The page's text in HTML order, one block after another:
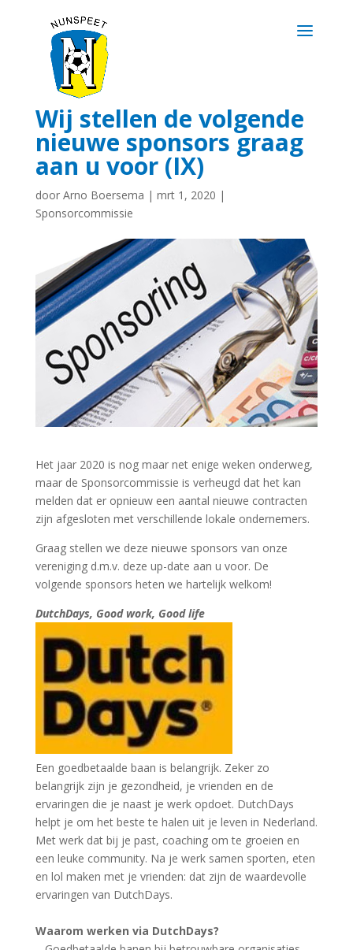
Wij stellen de volgende
nieuwe sponsors graag
aan u voor (IX)
door Arno Boersema | mrt 1, 2020 |
Sponsorcommissie
Het jaar 2020 is nog maar net enige weken onderweg,
maar de Sponsorcommissie is verheugd dat het kan
melden dat er opnieuw een aantal nieuwe contracten
zijn afgesloten met verschillende lokale ondernemers.
Graag stellen we deze nieuwe sponsors van onze
vereniging d.m.v. deze up-date aan u voor. De
volgende sponsors heten we hartelijk welkom!
DutchDays, Good work, Good life
Een goedbetaalde baan is belangrijk. Zeker zo
belangrijk zijn je gezondheid, je vrienden en de
ervaringen die je naast je werk opdoet. DutchDays
helpt je om het beste te halen uit je leven in Nederland.
Met werk dat bij je past, coaching om te groeien en
een leuke community. Na je werk samen sporten, eten
en lol maken met je vrienden: dat zijn de waardevolle
ervaringen van DutchDays.
Waarom werken via DutchDays?